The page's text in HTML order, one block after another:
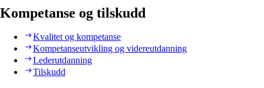
Kompetanse og tilskudd
Kvalitet og kompetanse
Kompetanseutvikling og videreutdanning
Lederutdanning
Tilskudd